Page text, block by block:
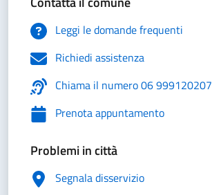
Leggi le domande frequenti
Richiedi assistenza
Chiama il numero 06 999120207
Prenota appuntamento
Problemi in città
Segnala disservizio